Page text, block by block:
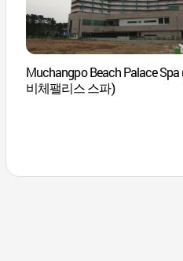
Muchangpo Beach Palace Spa
비체팰리스 스파)